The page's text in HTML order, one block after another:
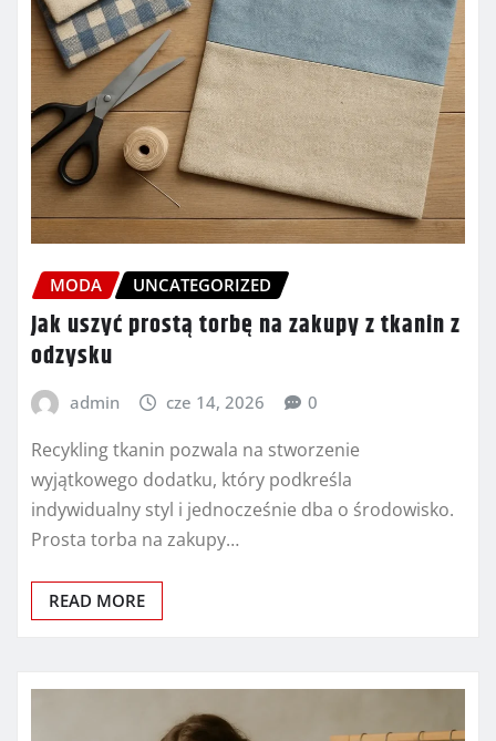
MODA UNCATEGORIZED
Jak uszyć prostą torbę na zakupy z tkanin z
odzysku
admin cze 14, 2026 0
Recykling tkanin pozwala na stworzenie
wyjątkowego dodatku, który podkreśla
indywidualny styl i jednocześnie dba o środowisko.
Prosta torba na zakupy…
READ MORE